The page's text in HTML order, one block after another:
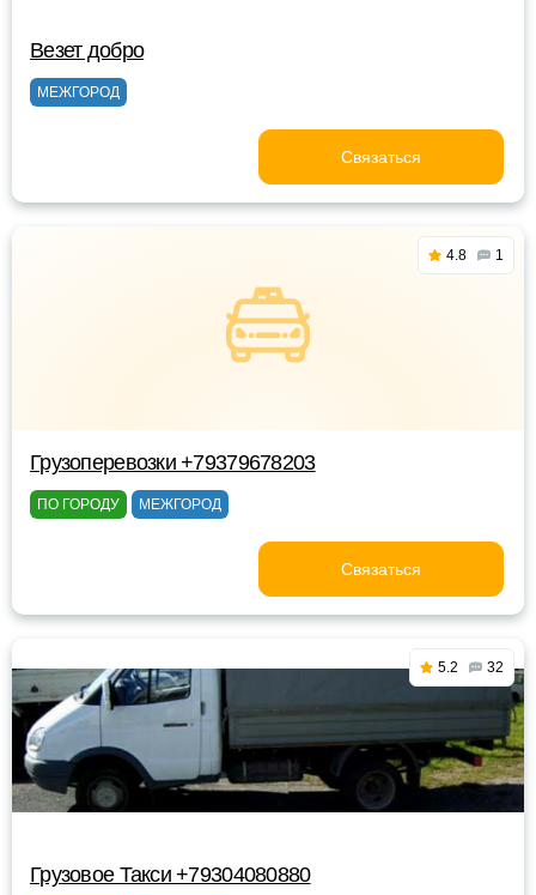
Везет добро
МЕЖГОРОД
Связаться
4.8 1
Грузоперевозки +79379678203
ПО ГОРОДУ МЕЖГОРОД
Связаться
5.2 32
Грузовое Такси +79304080880